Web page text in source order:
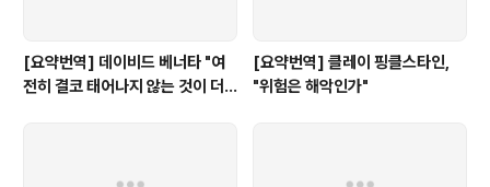
[요약번역] 데이비드 베너타 "여
전히 결코 태어나지 않는 것이 더
[요약번역] 클레이 핑클스타인,
"위험은 해악인가"